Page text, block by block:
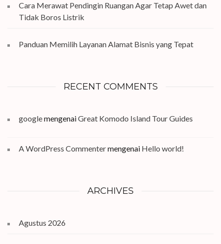
Cara Merawat Pendingin Ruangan Agar Tetap Awet dan
Tidak Boros Listrik
Panduan Memilih Layanan Alamat Bisnis yang Tepat
RECENT COMMENTS
googlemengenaiGreat Komodo Island Tour Guides
A WordPress Commentermengenai Hello world!
ARCHIVES
Agustus 2026